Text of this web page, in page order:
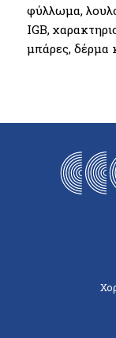
φύλλωμα,
IGB,
μπάρες, δέρμα